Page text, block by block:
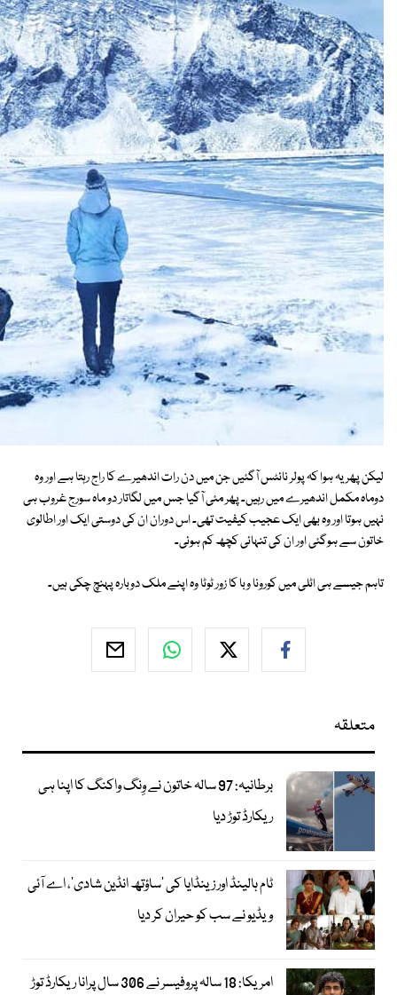
لیکن پھر یہ ہوا کہ پولر نائٹس آگئیں جن میں دن رات اندھیرے کا راج رہتا ہے اور وہ
دوماہ مکمل اندھیرے میں رہیں۔ پھر مئی آگیا جس میں لگاتار دو ماہ سورج غروب ہی
نہیں ہوتا اور وہ بھی ایک عجیب کیفیت تھی۔ اس دوران ان کی دوستی ایک اور اطالوی
خاتون سے ہوگئی اور ان کی تنہائی کچھ کم ہوئی۔
تاہم جیسے ہی اٹلی میں کورونا وبا کا زور ٹوٹا وہ اپنے ملک دوبارہ پہنچ چکی ہیں۔
متعلقہ
برطانیہ: 97 سالہ خاتون نے وِنگ واکنگ کا اپنا ہی
ریکارڈ توڑ دیا
ٹام ہالینڈ اور زینڈایا کی ’ساؤتھ انڈین شادی‘، اے آئی
ویڈیو نے سب کو حیران کر دیا
امریکا: 18 سالہ پروفیسر نے 306 سال پرانا ریکارڈ توڑ